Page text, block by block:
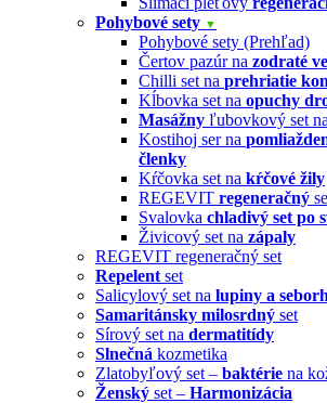
Pohybové sety ▼
Pohybové sety (Prehľad)
Čertov pazúr na zodraté
Chilli set na prehriatie
Kĺbovka set na opuchy
Masážny ľubovkový set na
Kostihoj ser na
členky
Kŕčovka set na kŕčové žily
REGEVIT regeneračný
Svalovka chladivý set po
Živicový set na zápaly
REGEVIT regeneračný set
Repelent set
Salicylový set na lupiny a
Samaritánsky milosrdný set
Sírový set na dermatitídy
Slnečná kozmetika
Zlatobyľový set – baktérie na
Ženský set – Harmonizácia